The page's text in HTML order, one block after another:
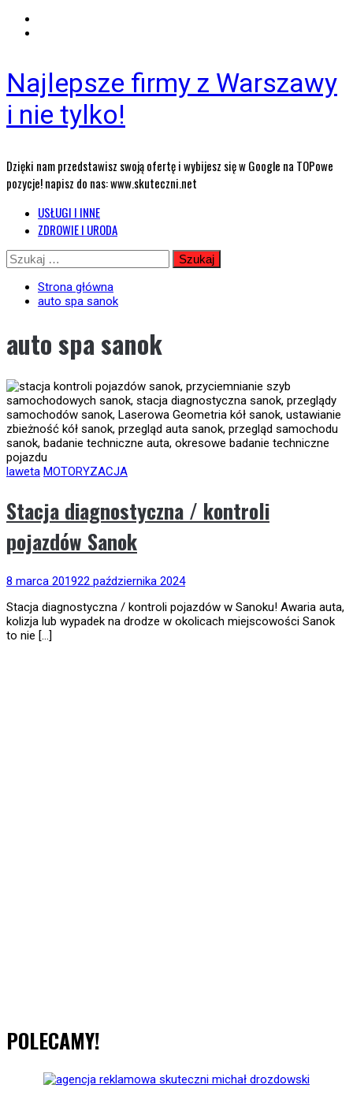
Najlepsze firmy z Warszawy
i nie tylko!
Dzięki nam przedstawisz swoją ofertę i wybijesz się w Google na TOPowe
pozycje! napisz do nas: www.skuteczni.net
Menu
główne
USŁUGI I INNE
ZDROWIE I URODA
Przejdź
do
treści
Szukaj:
Strona główna
auto spa sanok
auto spa sanok
laweta MOTORYZACJA
Stacja diagnostyczna / kontroli
pojazdów Sanok
8 marca 201922 października 2024
Stacja diagnostyczna / kontroli pojazdów w Sanoku! Awaria auta,
kolizja lub wypadek na drodze w okolicach miejscowości Sanok
to nie […]
POLECAMY!